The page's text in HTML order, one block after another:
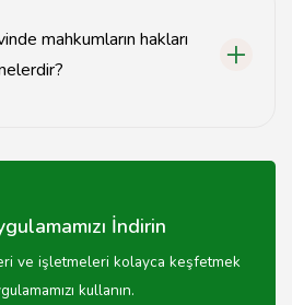
mahkumların hakları
gibi temel hakları
İndirin
ve işletmeleri kolayca keşfetmek
kullanın.